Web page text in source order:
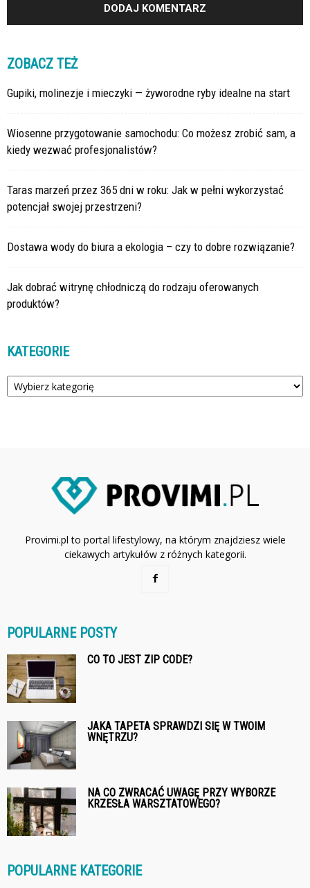
ZOBACZ TEŻ
Gupiki, molinezje i mieczyki — żyworodne ryby idealne na start
Wiosenne przygotowanie samochodu: Co możesz zrobić sam, a
kiedy wezwać profesjonalistów?
Taras marzeń przez 365 dni w roku: Jak w pełni wykorzystać
potencjał swojej przestrzeni?
Dostawa wody do biura a ekologia – czy to dobre rozwiązanie?
Jak dobrać witrynę chłodniczą do rodzaju oferowanych
produktów?
KATEGORIE
Kategorie
Provimi.pl to portal lifestylowy, na którym znajdziesz wiele
ciekawych artykułów z różnych kategorii.
POPULARNE POSTY
CO TO JEST ZIP CODE?
JAKA TAPETA SPRAWDZI SIĘ W TWOIM
WNĘTRZU?
NA CO ZWRACAĆ UWAGĘ PRZY WYBORZE
KRZESŁA WARSZTATOWEGO?
POPULARNE KATEGORIE